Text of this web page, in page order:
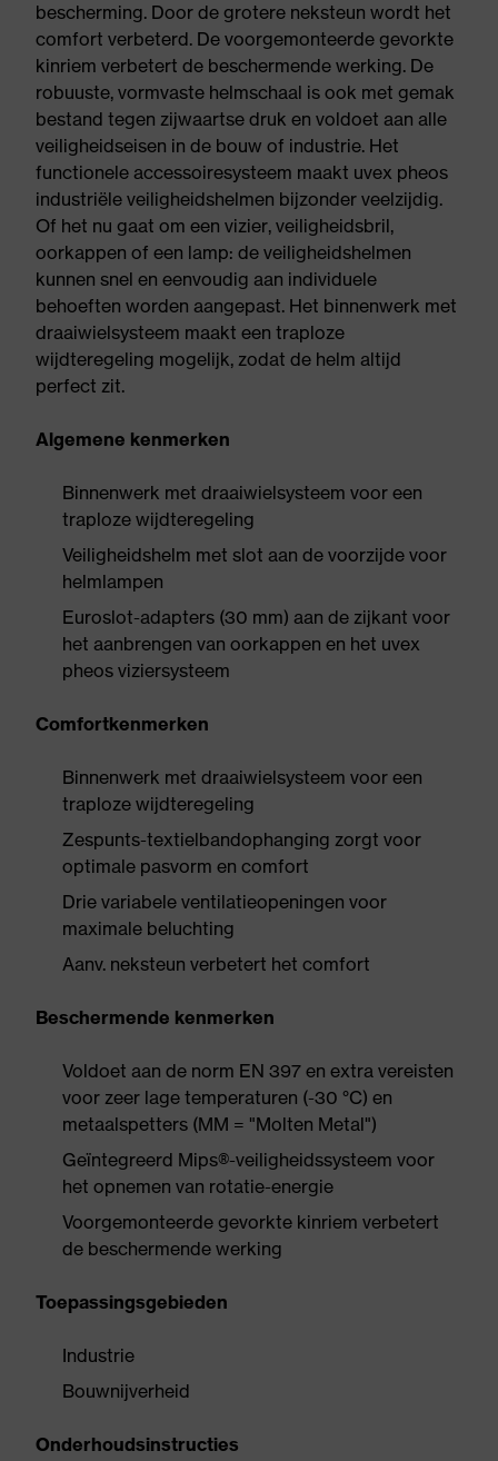
bescherming. Door de grotere neksteun wordt het
comfort verbeterd. De voorgemonteerde gevorkte
kinriem verbetert de beschermende werking. De
robuuste, vormvaste helmschaal is ook met gemak
bestand tegen zijwaartse druk en voldoet aan alle
veiligheidseisen in de bouw of industrie. Het
functionele accessoiresysteem maakt uvex pheos
industriële veiligheidshelmen bijzonder veelzijdig.
Of het nu gaat om een vizier, veiligheidsbril,
oorkappen of een lamp: de veiligheidshelmen
kunnen snel en eenvoudig aan individuele
behoeften worden aangepast. Het binnenwerk met
draaiwielsysteem maakt een traploze
wijdteregeling mogelijk, zodat de helm altijd
perfect zit.
Algemene kenmerken
Binnenwerk met draaiwielsysteem voor een
traploze wijdteregeling
Veiligheidshelm met slot aan de voorzijde voor
helmlampen
Euroslot-adapters (30 mm) aan de zijkant voor
het aanbrengen van oorkappen en het uvex
pheos viziersysteem
Comfortkenmerken
Binnenwerk met draaiwielsysteem voor een
traploze wijdteregeling
Zespunts-textielbandophanging zorgt voor
optimale pasvorm en comfort
Drie variabele ventilatieopeningen voor
maximale beluchting
Aanv. neksteun verbetert het comfort
Beschermende kenmerken
Voldoet aan de norm EN 397 en extra vereisten
voor zeer lage temperaturen (-30 °C) en
metaalspetters (MM = "Molten Metal")
Geïntegreerd Mips®-veiligheidssysteem voor
het opnemen van rotatie-energie
Voorgemonteerde gevorkte kinriem verbetert
de beschermende werking
Toepassingsgebieden
Industrie
Bouwnijverheid
Onderhoudsinstructies